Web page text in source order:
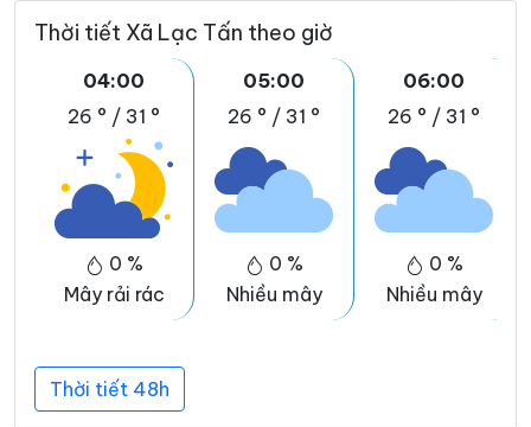
Thời tiết Xã Lạc Tấn theo giờ
04:00
26 ° / 31 °
0 %
Mây rải rác
05:00
26 ° / 31 °
0 %
Nhiều mây
06:00
26 ° / 31 °
0 %
Nhiều mây
Thời tiết 48h